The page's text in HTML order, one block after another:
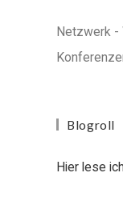
Netzwerk -
Blogroll
Hier lese